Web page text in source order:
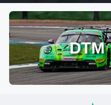
DTM